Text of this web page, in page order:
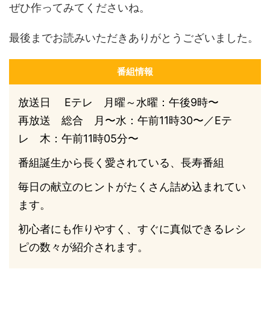
ぜひ作ってみてくださいね。
最後までお読みいただきありがとうございました。
番組情報
放送日 Eテレ 月曜～水曜：午後9時〜
再放送 総合 月〜水：午前11時30〜／Eテ
レ 木：午前11時05分〜
番組誕生から長く愛されている、長寿番組
毎日の献立のヒントがたくさん詰め込まれてい
ます。
初心者にも作りやすく、すぐに真似できるレシ
ピの数々が紹介されます。